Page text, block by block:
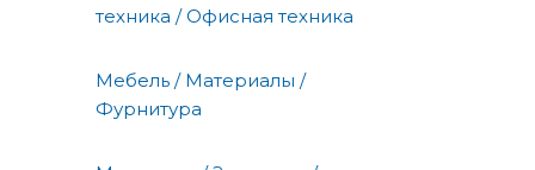
техника / Офисная техника
Мебель / Материалы /
Фурнитура